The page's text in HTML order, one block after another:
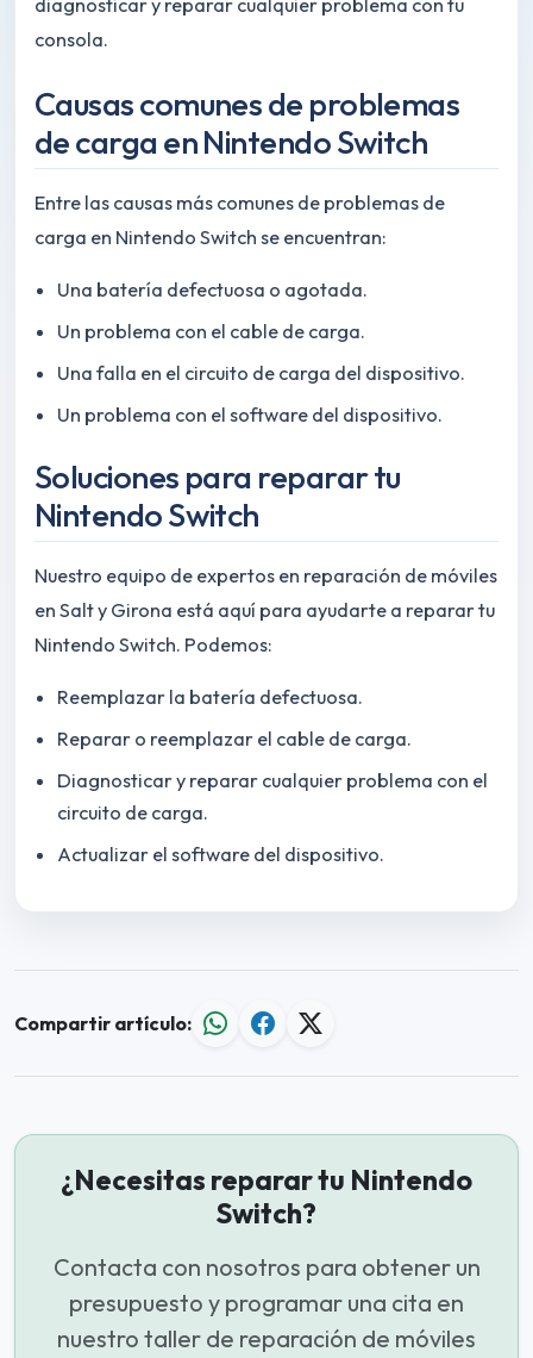
diagnosticar y reparar cualquier problema con tu
consola.
Causas comunes de problemas
de carga en Nintendo Switch
Entre las causas más comunes de problemas de
carga en Nintendo Switch se encuentran:
Una batería defectuosa o agotada.
Un problema con el cable de carga.
Una falla en el circuito de carga del dispositivo.
Un problema con el software del dispositivo.
Soluciones para reparar tu
Nintendo Switch
Nuestro equipo de expertos en reparación de móviles
en Salt y Girona está aquí para ayudarte a reparar tu
Nintendo Switch. Podemos:
Reemplazar la batería defectuosa.
Reparar o reemplazar el cable de carga.
Diagnosticar y reparar cualquier problema con el
circuito de carga.
Actualizar el software del dispositivo.
Compartir artículo:
¿Necesitas reparar tu Nintendo
Switch?
Contacta con nosotros para obtener un
presupuesto y programar una cita en
nuestro taller de reparación de móviles